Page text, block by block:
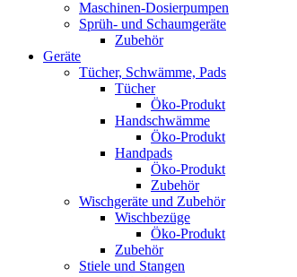
Maschinen-Dosierpumpen
Sprüh- und Schaumgeräte
Zubehör
Geräte
Tücher, Schwämme, Pads
Tücher
Öko-Produkt
Handschwämme
Öko-Produkt
Handpads
Öko-Produkt
Zubehör
Wischgeräte und Zubehör
Wischbezüge
Öko-Produkt
Zubehör
Stiele und Stangen